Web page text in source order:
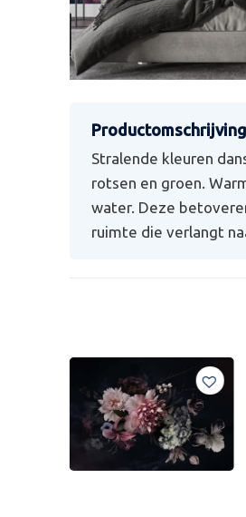
Stralende kleuren
rotsen en groen.
water. Deze
ruimte die verlangt